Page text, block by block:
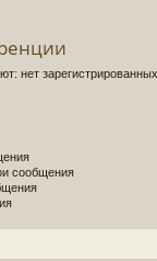
нет
сообщения